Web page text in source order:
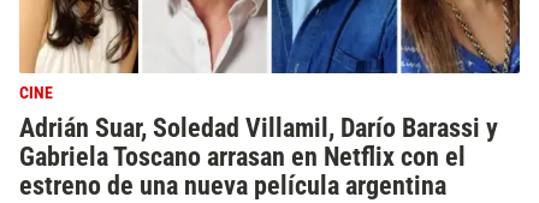
CINE
Adrián Suar, Soledad Villamil, Darío Barassi y
Gabriela Toscano arrasan en Netflix con el
estreno de una nueva película argentina